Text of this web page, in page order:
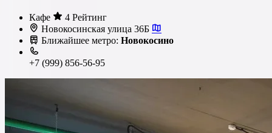
Кафе
4 Рейтинг
Новокосинская улица 36Б
Ближайшее метро: Новокосино
+7 (999) 856-56-95